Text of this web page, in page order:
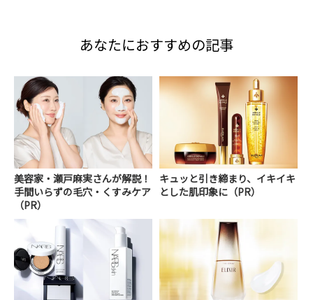
あなたにおすすめの記事
美容家・瀬戸麻実さんが解説！
手間いらずの毛穴・くすみケア
（PR）
キュッと引き締まり、イキイキ
とした肌印象に（PR）